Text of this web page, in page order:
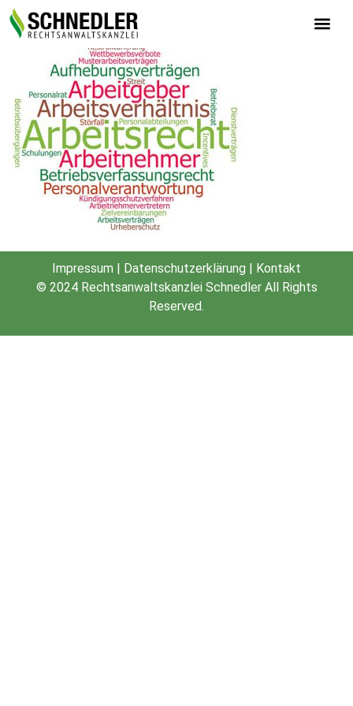
arbeitsrecht_grenius_site
Impressum Datenschutzerklärung
Kontakt
© 2024 Rechtsanwaltskanzlei SchnedlerAll Rights
Reserved.